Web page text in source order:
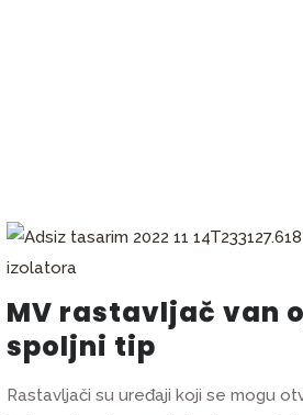
MV rastavljač van
spoljni tip
Rastavljači su uređaji koji se mogu